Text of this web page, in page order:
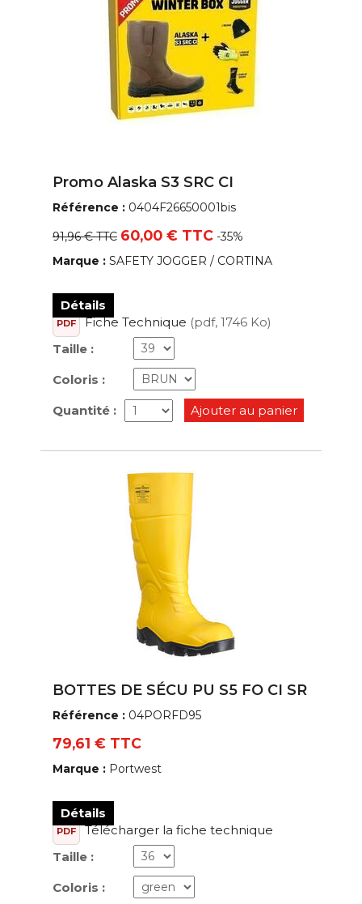
Promo Alaska S3 SRC CI
Référence : 0404F26650001bis
91,96 € TTC 60,00 € TTC -35%
Marque : SAFETY JOGGER / CORTINA
Détails
PDF Fiche Technique (pdf, 1746 Ko)
Taille :
Coloris :
Quantité : Ajouter au panier
BOTTES DE SÉCU PU S5 FO CI SR
Référence : 04PORFD95
79,61 € TTC
Marque : Portwest
Détails
PDF
Télécharger la fiche technique
Taille :
Coloris :